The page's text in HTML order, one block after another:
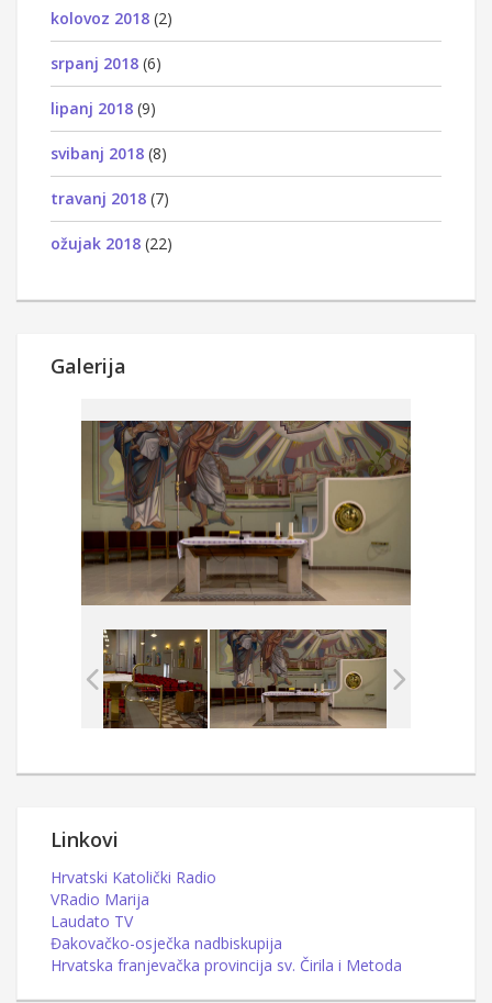
kolovoz 2018 (2)
srpanj 2018 (6)
lipanj 2018 (9)
svibanj 2018 (8)
travanj 2018 (7)
ožujak 2018 (22)
Galerija
Linkovi
Hrvatski Katolički Radio
VRadio Marija
Laudato TV
Đakovačko-osječka nadbiskupija
Hrvatska franjevačka provincija sv. Čirila i Metoda